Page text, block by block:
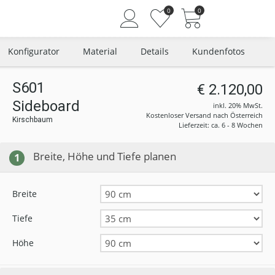
Angemeldet bleiben
Passwort vergessen?
0 0
Konfigurator Material Details Kundenfotos
S601
Sideboard
Kirschbaum
€ 2.120,00
inkl. 20% MwSt.
Kostenloser Versand nach Österreich
Lieferzeit: ca. 6 - 8 Wochen
1 Breite, Höhe und Tiefe planen
Breite
Tiefe
Höhe